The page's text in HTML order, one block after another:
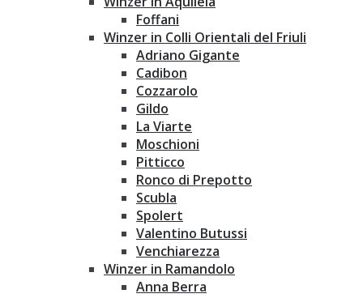
Foffani
Winzer in Colli Orientali del Friuli
Adriano Gigante
Cadibon
Cozzarolo
Gildo
La Viarte
Moschioni
Pitticco
Ronco di Prepotto
Scubla
Spolert
Valentino Butussi
Venchiarezza
Winzer in Ramandolo
Anna Berra